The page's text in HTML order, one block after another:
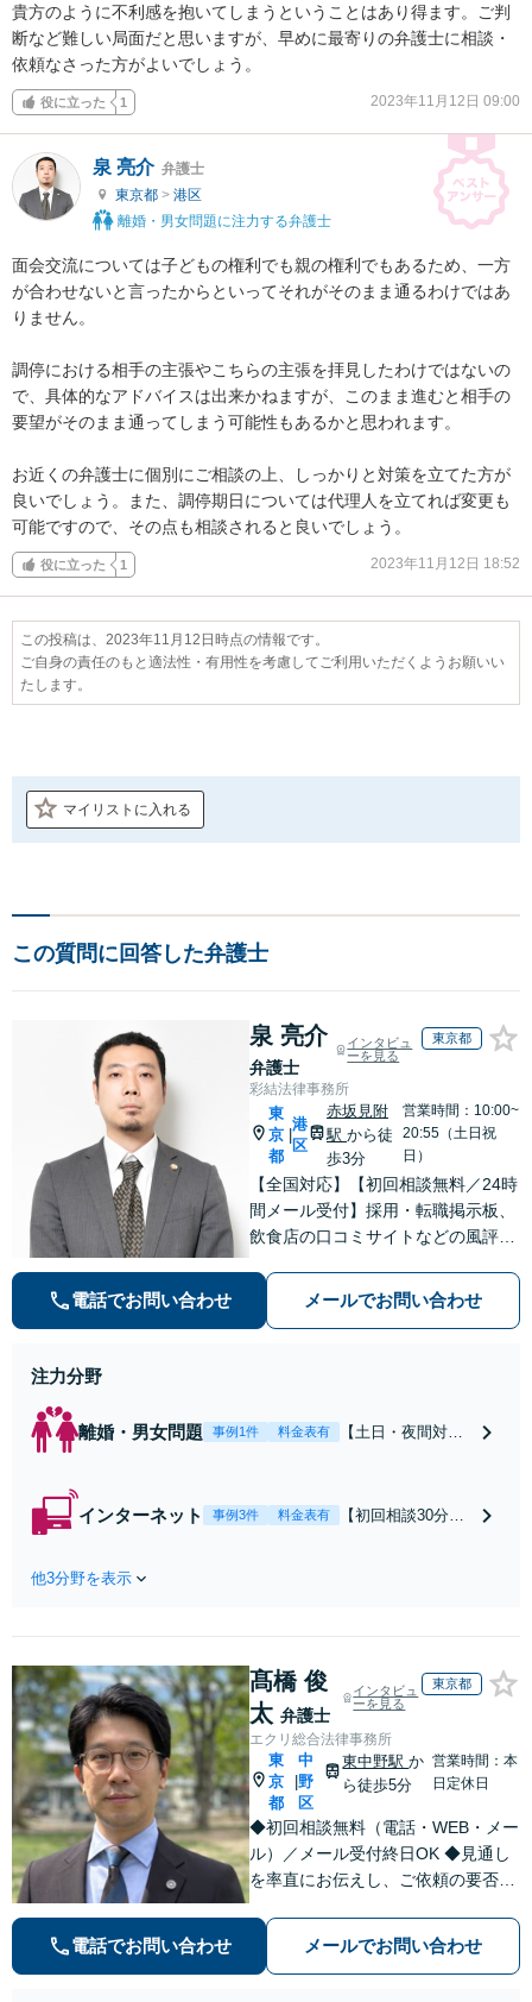
貴方のように不利感を抱いてしまうということはあり得ます。ご判
断など難しい局面だと思いますが、早めに最寄りの弁護士に相談・
依頼なさった方がよいでしょう。
役に立った 1 2023年11月12日 09:00
泉 亮介 弁護士
東京都 > 港区
離婚・男女問題に注力する弁護士
面会交流については子どもの権利でも親の権利でもあるため、一方
が合わせないと言ったからといってそれがそのまま通るわけではあ
りません。
調停における相手の主張やこちらの主張を拝見したわけではないの
で、具体的なアドバイスは出来かねますが、このまま進むと相手の
要望がそのまま通ってしまう可能性もあるかと思われます。
お近くの弁護士に個別にご相談の上、しっかりと対策を立てた方が
良いでしょう。また、調停期日については代理人を立てれば変更も
可能ですので、その点も相談されると良いでしょう。
役に立った 1 2023年11月12日 18:52
この投稿は、2023年11月12日時点の情報です。
ご自身の責任のもと適法性・有用性を考慮してご利用いただくようお願いい
たします。
マイリストに入れる
この質問に回答した弁護士
泉 亮介
弁護士
インタビュ
ーを見る
東京都
彩結法律事務所
東
京
都
港
区
赤坂見附
駅 から徒
歩3分
営業時間：10:00~
20:55（土日祝
日）
【全国対応】【初回相談無料／24時
間メール受付】採用・転職掲示板、
飲食店の口コミサイトなどの風評被
の種類を問わず相談可。可能な限り
早期対応で駆けつけサポート【労
電話でお問い合わせ メールでお問い合わせ
注力分野
離婚・男女問題 事例1件 料金表有
【土日・夜間対応
れたら、サインす
負担を軽減「弁護
士の交渉で慰謝料
金額アップ／減額
交渉も対応可」
【完全個室対応】
インターネット 事例3件 料金表有
【初回相談30分無
報開示請求をおこ
お店の風評被害対
策／売り上げ低下
防止のために尽
力」加害者側の対
応可：開示請求の
きの対処法、被害
者との示談交渉
他3分野を表示
髙橋 俊
太 弁護士
インタビュ
ーを見る
東京都
エクリ総合法律事務所
東
京
都
中
野
区
東中野駅か
ら徒歩5分
営業時間：本
日定休日
◆初回相談無料（電話・WEB・メー
ル）／メール受付終日OK ◆見通し
を率直にお伝えし、ご依頼の要否も
解決まで弁護士本人が一貫してスピ
ーディーに対応いたします。 ◆累計
電話でお問い合わせ メールでお問い合わせ